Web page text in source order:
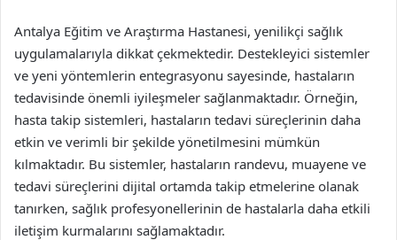
Antalya Eğitim ve Araştırma Hastanesi, yenilikçi sağlık
uygulamalarıyla dikkat çekmektedir. Destekleyici sistemler
ve yeni yöntemlerin entegrasyonu sayesinde, hastaların
tedavisinde önemli iyileşmeler sağlanmaktadır. Örneğin,
hasta takip sistemleri, hastaların tedavi süreçlerinin daha
etkin ve verimli bir şekilde yönetilmesini mümkün
kılmaktadır. Bu sistemler, hastaların randevu, muayene ve
tedavi süreçlerini dijital ortamda takip etmelerine olanak
tanırken, sağlık profesyonellerinin de hastalarla daha etkili
iletişim kurmalarını sağlamaktadır.